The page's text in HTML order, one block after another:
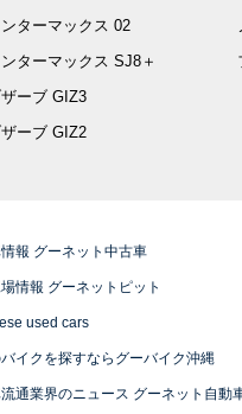
ターマックス 02
ターマックス SJ8＋
ーブ GIZ3
ーブ GIZ2
報 グーネット中古車
情報 グーネットピット
used cars
イクを探すならグーバイク沖縄
通業界のニュース グーネット自動